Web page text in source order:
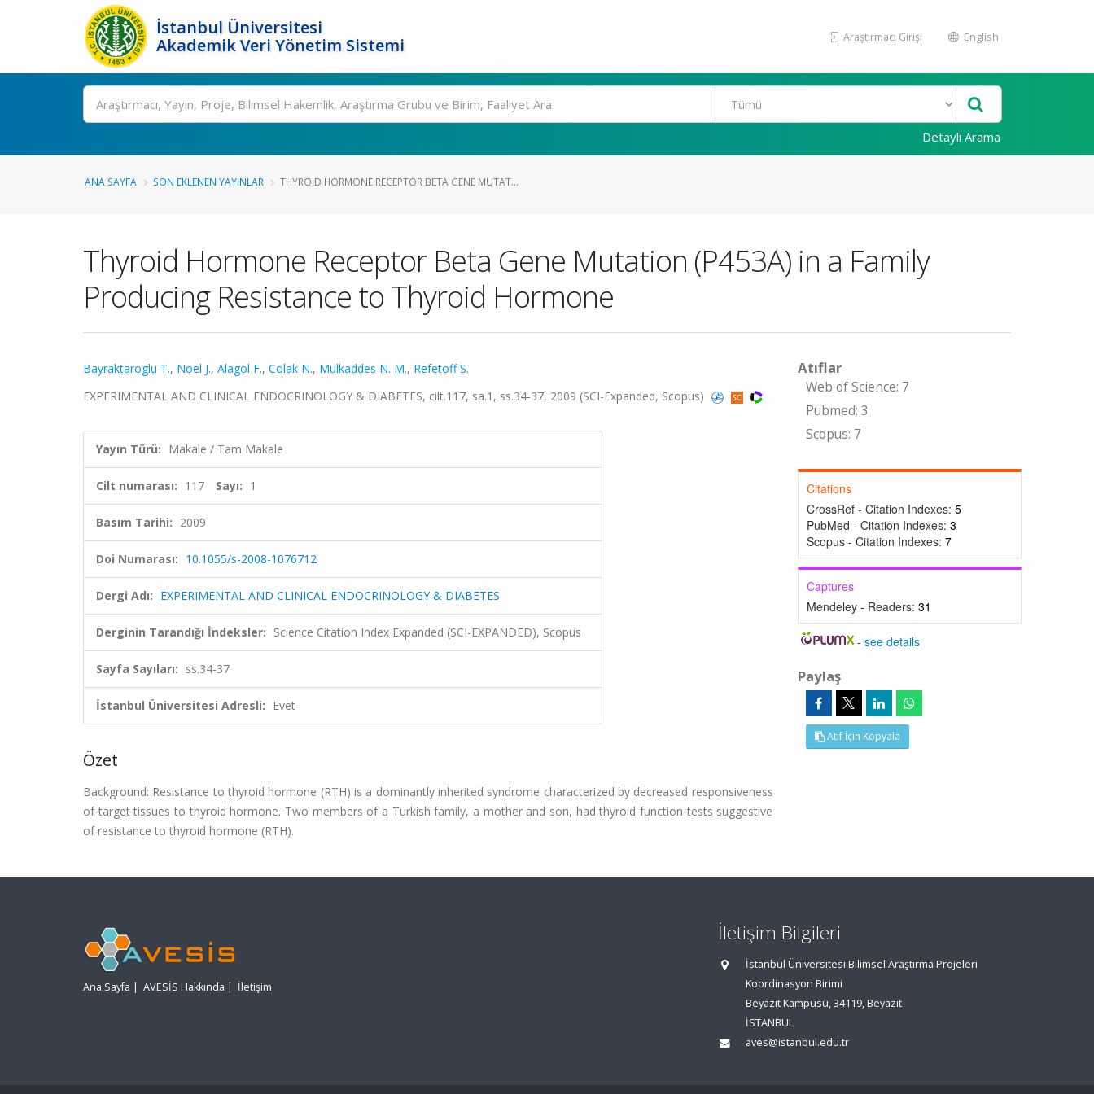
İstanbul Üniversitesi
Akademik Veri Yönetim Sistemi
Araştırmacı Girişi English
Ara
Detaylı Arama
ANA SAYFA SON EKLENEN YAYINLAR THYROID HORMONE RECEPTOR BETA GENE MUTAT...
Thyroid Hormone Receptor Beta Gene Mutation (P453A) in a Family
Producing Resistance to Thyroid Hormone
Bayraktaroglu T., Noel J., Alagol F., Colak N., Mulkaddes N. M., Refetoff S.
EXPERIMENTAL AND CLINICAL ENDOCRINOLOGY & DIABETES, cilt.117, sa.1, ss.34-37, 2009 (SCI-Expanded, Scopus)
Yayın Türü: Makale / Tam Makale
Cilt numarası: 117 Sayı: 1
Basım Tarihi: 2009
Doi Numarası: 10.1055/s-2008-1076712
Dergi Adı: EXPERIMENTAL AND CLINICAL ENDOCRINOLOGY & DIABETES
Derginin Tarandığı İndeksler: Science Citation Index Expanded (SCI-EXPANDED), Scopus
Sayfa Sayıları: ss.34-37
İstanbul Üniversitesi Adresli: Evet
Özet
Background: Resistance to thyroid hormone (RTH) is a dominantly inherited syndrome characterized by decreased responsiveness
of target tissues to thyroid hormone. Two members of a Turkish family, a mother and son, had thyroid function tests suggestive
of resistance to thyroid hormone (RTH).
Atıflar
Web of Science: 7
Pubmed: 3
Scopus: 7
Citations
CrossRef - Citation Indexes: 5
PubMed - Citation Indexes: 3
Scopus - Citation Indexes: 7
Captures
Mendeley - Readers: 31
-see details
Paylaş
Atıf İçin Kopyala
Ana Sayfa | AVESİS Hakkında | İletişim
İletişim Bilgileri
İstanbul Üniversitesi Bilimsel Araştırma Projeleri
Koordinasyon Birimi
Beyazıt Kampüsü, 34119, Beyazıt
İSTANBUL
aves@istanbul.edu.tr